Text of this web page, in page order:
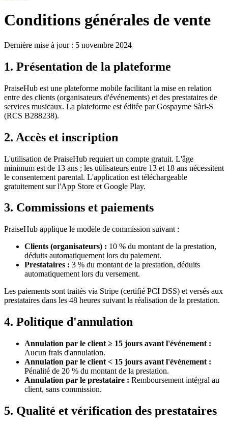
Conditions générales de vente
Dernière mise à jour : 5 novembre 2024
1. Présentation de la plateforme
PraiseHub est une plateforme mobile facilitant la mise en relation
entre des clients (organisateurs d'événements) et des prestataires de
services musicaux. La plateforme est éditée par Gospayme Sàrl-S
(RCS B288238).
2. Accès et inscription
L'utilisation de PraiseHub requiert un compte gratuit. L'âge
minimum est de 13 ans ; les utilisateurs entre 13 et 18 ans nécessitent
le consentement parental. L'application est téléchargeable
gratuitement sur l'App Store et Google Play.
3. Commissions et paiements
PraiseHub applique le modèle de commission suivant :
Clients (organisateurs) : 10 % du montant de la prestation,
déduits automatiquement lors du paiement.
Prestataires : 3 % du montant de la prestation, déduits
automatiquement lors du versement.
Les paiements sont traités via Stripe (certifié PCI DSS) et versés aux
prestataires dans les 48 heures suivant la réalisation de la prestation.
4. Politique d'annulation
Annulation par le client ≥ 15 jours avant l'événement :
Aucun frais d'annulation.
Annulation par le client < 15 jours avant l'événement :
Pénalité de 20 % du montant de la prestation.
Annulation par le prestataire : Remboursement intégral au
client, sans commission.
5. Qualité et vérification des prestataires